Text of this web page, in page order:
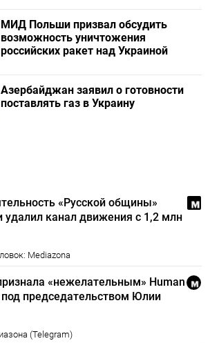
МИД Польши призвал обсудить
возможность уничтожения
российских ракет над Украиной
Азербайджан заявил о готовности
поставлять газ в Украину